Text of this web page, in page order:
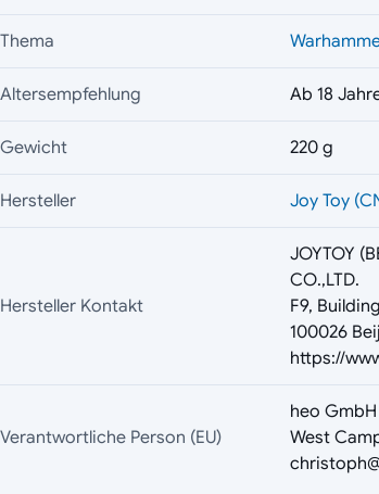
Thema
Altersempfehlung Ab 18
Gewicht 220 g
Hersteller Joy Toy
Hersteller Kontakt
JOYTOY
CO.,LTD.
F9,
100026
https://
Verantwortliche Person (EU)
heo GmbH
West